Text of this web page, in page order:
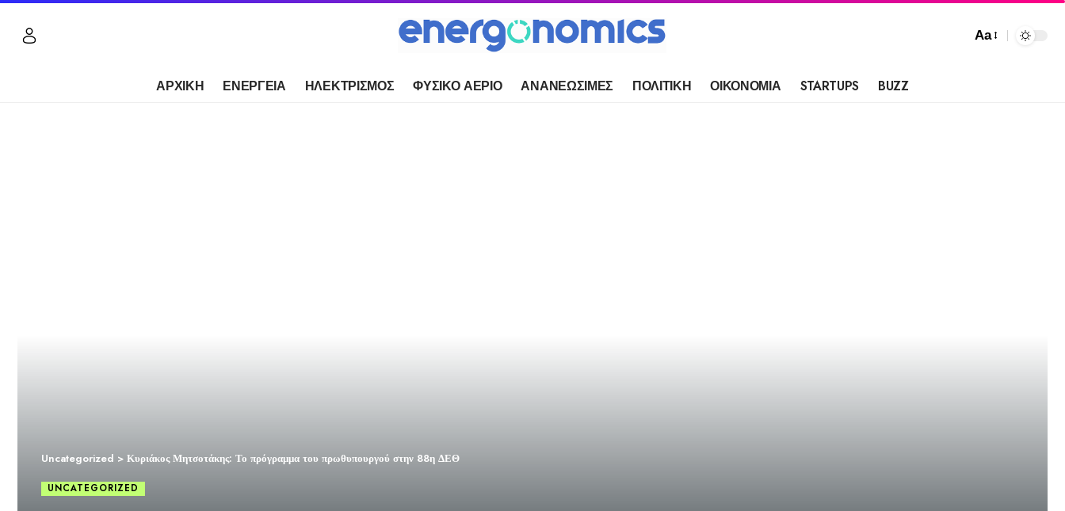
Aa
ΑΡΧΙΚΗ ΕΝΕΡΓΕΙΑ ΗΛΕΚΤΡΙΣΜΟΣ ΦΥΣΙΚΟ ΑΕΡΙΟ ΑΝΑΝΕΩΣΙΜΕΣ ΠΟΛΙΤΙΚΗ ΟΙΚΟΝΟΜΙΑ STARTUPS BUZZ
Uncategorized > Κυριάκος Μητσοτάκης: Το πρόγραμμα του πρωθυπουργού στην 88η ΔΕΘ
UNCATEGORIZED